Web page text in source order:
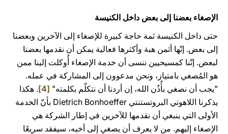
الإصغاء بعضنا إلى بعض داخل الكنيسة
حتى داخل الكنيسة ثمة حاجة كبيرة للإصغاء إلى الآخرين وبعضنا
إلى بعض. إنّها أثمن هبة وأكثرها فعالية يمكن أن نقدمها بعضنا
لبعض. إنّنا كمسيحيين ننسى أن خدمة الإصغاء أُوكلت إلينا ممن
هو المُصغي بامتياز، ونحن مدعوون إلى المشاركة في عمله.
"يجب أن نصغي بأُذُن الله، إن أردنا أن نتكلّم بكلمته" [4]
. هكذا
يذكرنا اللاهوتي البروتستنتي Dietrich Bonhoeffer بأنّ الخدمة
الأولى التي ينبغي أن نقدمها للآخرين في إطار الشركة هي
الإصغاء إليهم. من لا يعرف أن يصغي إلى أخيه، سيفقد سريعًا